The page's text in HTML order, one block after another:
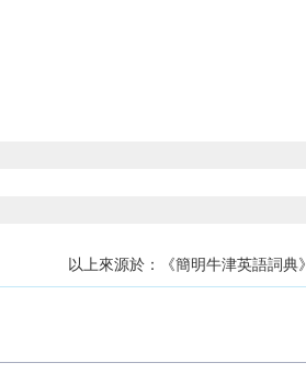
以上來源於：《簡明牛津英語詞典》